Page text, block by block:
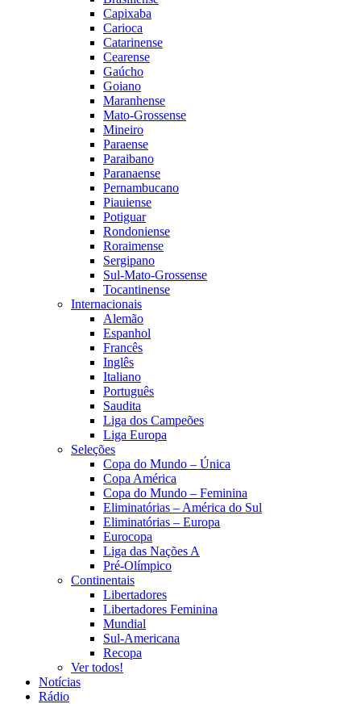
Capixaba
Carioca
Catarinense
Cearense
Gaúcho
Goiano
Maranhense
Mato-Grossense
Mineiro
Paraense
Paraibano
Paranaense
Pernambucano
Piauiense
Potiguar
Rondoniense
Roraimense
Sergipano
Sul-Mato-Grossense
Tocantinense
Internacionais
Alemão
Espanhol
Francês
Inglês
Italiano
Português
Saudita
Liga dos Campeões
Liga Europa
Seleções
Copa do Mundo – Única
Copa América
Copa do Mundo – Feminina
Eliminatórias – América do Sul
Eliminatórias – Europa
Eurocopa
Liga das Nações A
Pré-Olímpico
Continentais
Libertadores
Libertadores Feminina
Mundial
Sul-Americana
Recopa
Ver todos!
Notícias
Rádio